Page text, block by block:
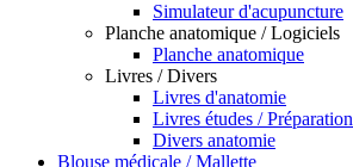
Simulateur d'acupuncture
Planche anatomique / Logiciels
Planche anatomique
Livres / Divers
Livres d'anatomie
Livres études /
Divers anatomie
Blouse médicale / Mallette